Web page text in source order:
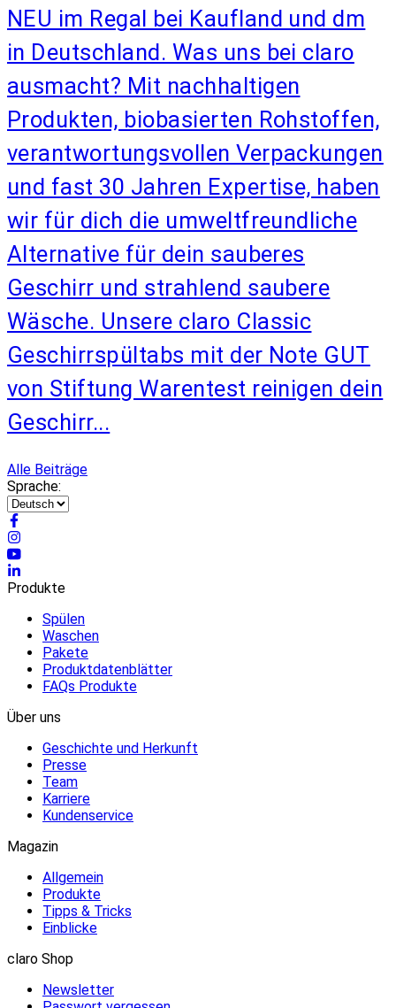
NEU im Regal bei Kaufland und dm
in Deutschland. Was uns bei claro
ausmacht? Mit nachhaltigen
Produkten, biobasierten Rohstoffen,
verantwortungsvollen Verpackungen
und fast 30 Jahren Expertise, haben
wir für dich die umweltfreundliche
Alternative für dein sauberes
Geschirr und strahlend saubere
Wäsche. Unsere claro Classic
Geschirrspültabs mit der Note GUT
von Stiftung Warentest reinigen dein
Geschirr...
Alle Beiträge
Sprache:
Produkte
Spülen
Waschen
Pakete
Produktdatenblätter
FAQs Produkte
Über uns
Geschichte und Herkunft
Presse
Team
Karriere
Kundenservice
Magazin
Allgemein
Produkte
Tipps & Tricks
Einblicke
claro Shop
Newsletter